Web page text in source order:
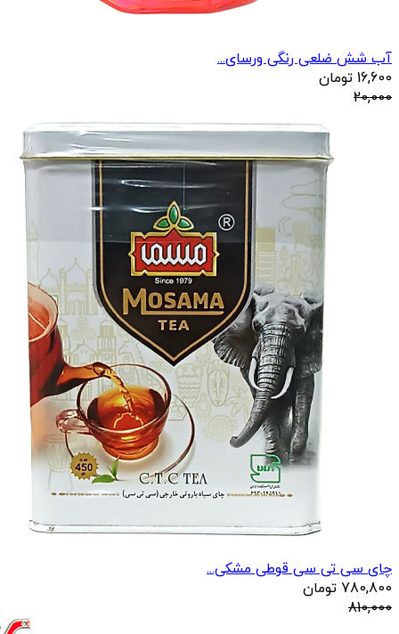
آب شش ضلعی رنگی ورسای...
16,600 تومان
20,000
چای سی تی سی قوطی مشکی...
780,800 تومان
810,000